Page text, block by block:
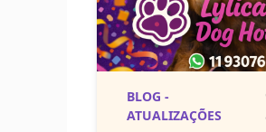
BLOG -
ATUALIZAÇÕES